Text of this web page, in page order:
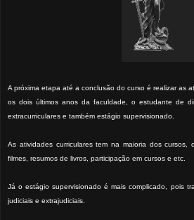
A próxima etapa até a conclusão do curso é realizar as
os dois últimos anos da faculdade, o estudante de
extracurriculares e também estágio supervisionado.
As atividades curriculares tem na maioria dos cursos,
filmes, resumos de livros, participação em cursos e etc.
Já o estágio supervisionado é mais complicado, pois
judiciais e extrajudiciais.